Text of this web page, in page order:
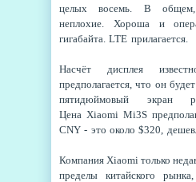
целых восемь. В общем,
неплохие. Хороша и
гигабайта.LTE прилагается.
Насчёт дисплея
предполагается, что он
пятидюймовый экран
Цена Xiaomi Mi3S
CNY - это около$320,
Компания Xiaomi только
пределы китайского